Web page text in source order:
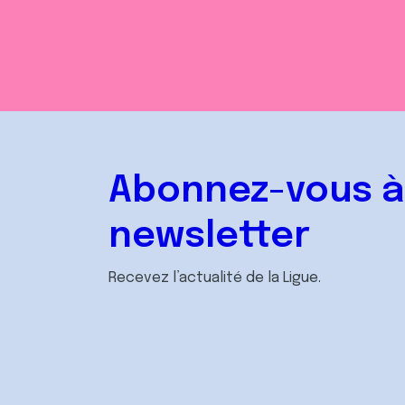
Abonnez-vous
newsletter
Recevez l’actualité de la Ligue.